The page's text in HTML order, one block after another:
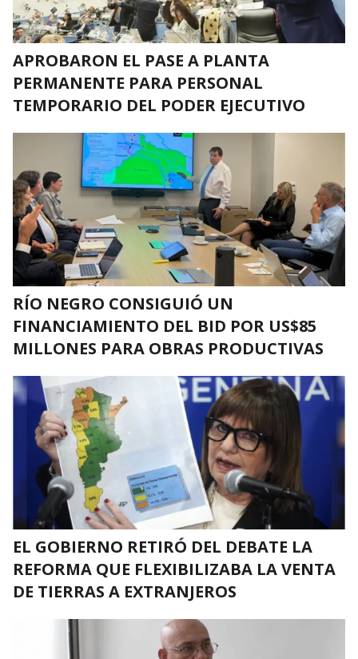
APROBARON EL PASE A PLANTA
PERMANENTE PARA PERSONAL
TEMPORARIO DEL PODER EJECUTIVO
RÍO NEGRO CONSIGUIÓ UN
FINANCIAMIENTO DEL BID POR US$85
MILLONES PARA OBRAS PRODUCTIVAS
EL GOBIERNO RETIRÓ DEL DEBATE LA
REFORMA QUE FLEXIBILIZABA LA VENTA
DE TIERRAS A EXTRANJEROS